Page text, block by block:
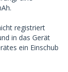
registriert
in das Gerät
ein Einschub